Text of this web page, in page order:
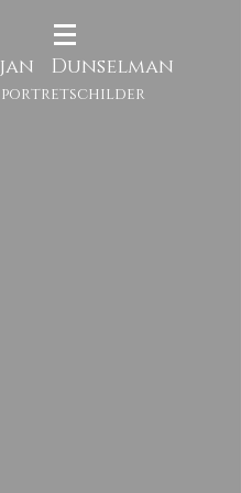
jan Dunselman
portretschilder